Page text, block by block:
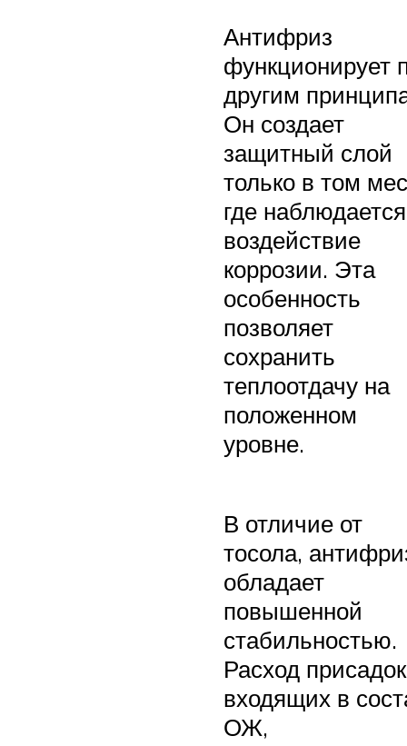
Антифриз
функционирует
другим
Он создает
защитный слой
только в том
где наблюдается
воздействие
коррозии. Эта
особенность
позволяет
сохранить
теплоотдачу на
положенном
уровне.
В отличие от
тосола,
обладает
повышенной
стабильностью.
Расход
входящих в
ОЖ,